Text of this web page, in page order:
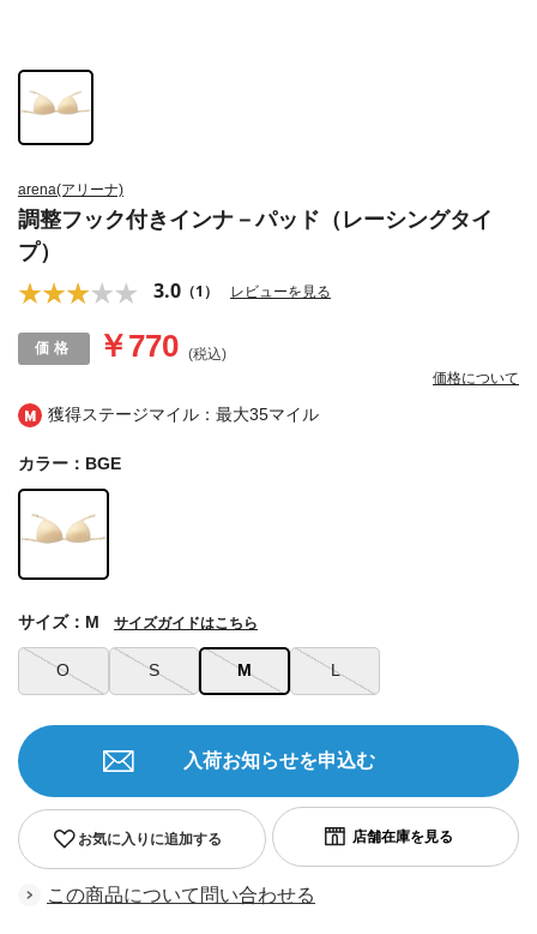
獲得ステージマイル：最大35マイル
arena(アリーナ)
調整フック付きインナ－パッド（レーシングタイ
プ）
3.0 （1） レビューを見る
￥770 (税込)
価格について
カラー：BGE
O S M L
サイズ：M サイズガイドはこちら
お気に入りに追加する
入荷お知らせを申込む
この商品について問い合わせる